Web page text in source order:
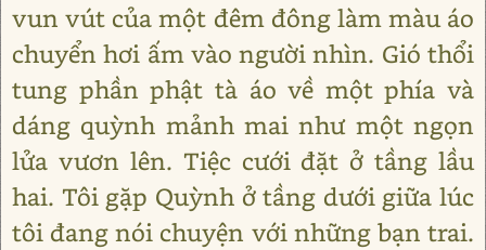
vun vút của một đêm đông làm màu áo
chuyển hơi ấm vào người nhìn. Gió thổi
tung phần phật tà áo về một phía và
dáng quỳnh mảnh mai như một ngọn
lửa vươn lên. Tiệc cưới đặt ở tầng lầu
hai. Tôi gặp Quỳnh ở tầng dưới giữa lúc
tôi đang nói chuyện với những bạn trai.